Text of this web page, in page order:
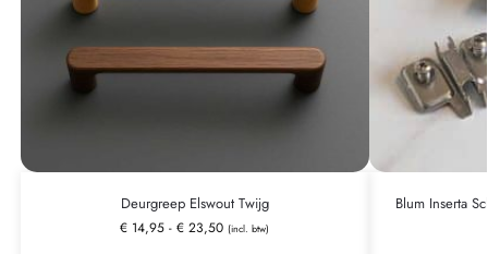
Deurgreep Elswout Twijg
€ 14,95 - € 23,50 (incl. btw)
Blum Inserta